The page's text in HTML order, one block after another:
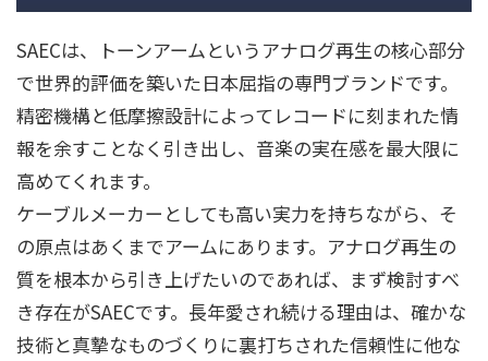
SAECは、トーンアームというアナログ再生の核心部分
で世界的評価を築いた日本屈指の専門ブランドです。
精密機構と低摩擦設計によってレコードに刻まれた情
報を余すことなく引き出し、音楽の実在感を最大限に
高めてくれます。
ケーブルメーカーとしても高い実力を持ちながら、そ
の原点はあくまでアームにあります。アナログ再生の
質を根本から引き上げたいのであれば、まず検討すべ
き存在がSAECです。長年愛され続ける理由は、確かな
技術と真摯なものづくりに裏打ちされた信頼性に他な